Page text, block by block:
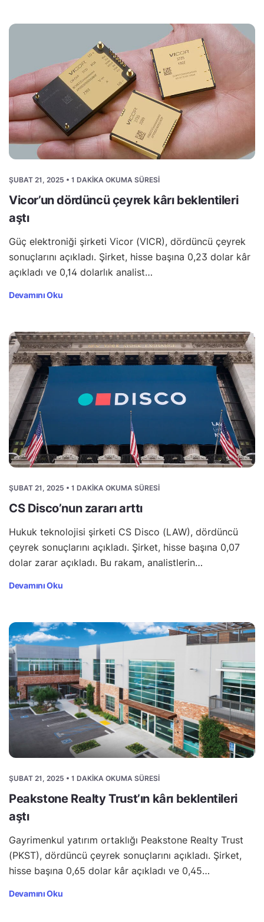
ŞUBAT 21, 2025 • 1 DAKIKA OKUMA SÜRESI
Vicor’un dördüncü çeyrek kârı beklentileri
aştı
Güç elektroniği şirketi Vicor (VICR), dördüncü çeyrek
sonuçlarını açıkladı. Şirket, hisse başına 0,23 dolar kâr
açıkladı ve 0,14 dolarlık analist…
Devamını Oku
ŞUBAT 21, 2025 • 1 DAKIKA OKUMA SÜRESI
CS Disco’nun zararı arttı
Hukuk teknolojisi şirketi CS Disco (LAW), dördüncü
çeyrek sonuçlarını açıkladı. Şirket, hisse başına 0,07
dolar zarar açıkladı. Bu rakam, analistlerin…
Devamını Oku
ŞUBAT 21, 2025 • 1 DAKIKA OKUMA SÜRESI
Peakstone Realty Trust’ın kârı beklentileri
aştı
Gayrimenkul yatırım ortaklığı Peakstone Realty Trust
(PKST), dördüncü çeyrek sonuçlarını açıkladı. Şirket,
hisse başına 0,65 dolar kâr açıkladı ve 0,45…
Devamını Oku